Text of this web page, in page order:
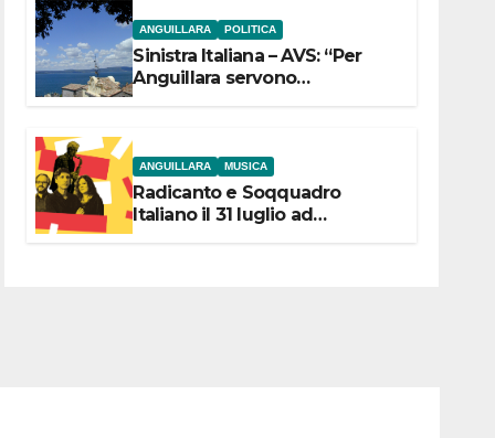
ANGUILLARA POLITICA
Sinistra Italiana – AVS: “Per
Anguillara servono
ANGUILLARA MUSICA
Radicanto e Soqquadro
Italiano il 31 luglio ad